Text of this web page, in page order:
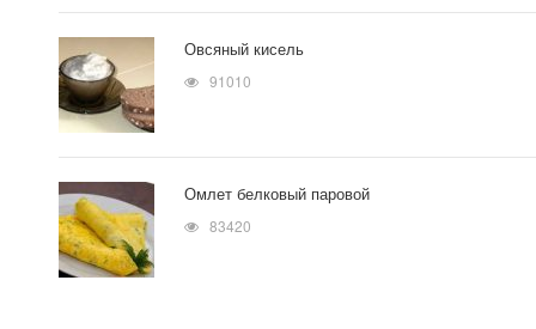
Овсяный кисель
91010
Омлет белковый паровой
83420